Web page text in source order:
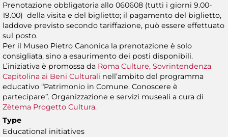
Prenotazione obbligatoria allo 060608 (tutti i giorni 9.00-
19.00) della visita e del biglietto; il pagamento del biglietto,
laddove previsto secondo tariffazione, può essere effettuato
sul posto.
Per il Museo Pietro Canonica la prenotazione è solo
consigliata, sino a esaurimento dei posti disponibili.
L’iniziativa è promossa da Roma Culture, Sovrintendenza
Capitolina ai Beni Culturali nell’ambito del programma
educativo “Patrimonio in Comune. Conoscere è
partecipare”. Organizzazione e servizi museali a cura di
Zètema Progetto Cultura.
Type
Educational initiatives